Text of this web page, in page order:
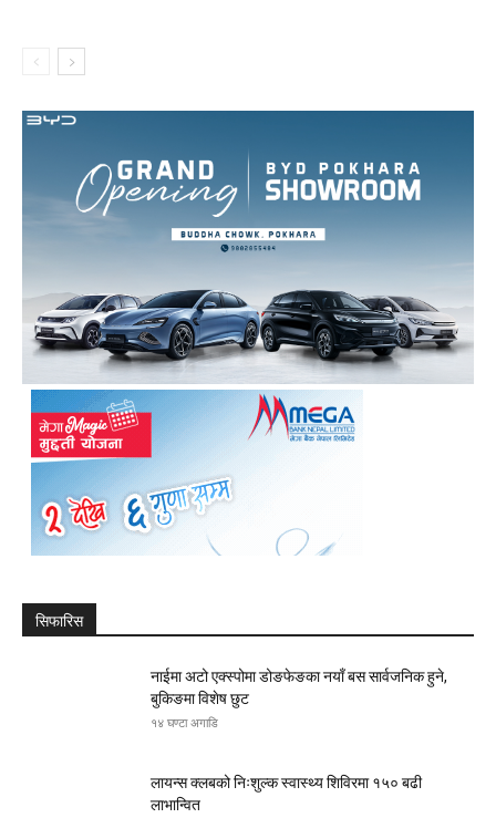
सिफारिस
नाईमा अटो एक्स्पोमा डोङफेङका नयाँ बस सार्वजनिक हुने,
बुकिङमा विशेष छुट
१४ घण्टा अगाडि
लायन्स क्लबको निःशुल्क स्वास्थ्य शिविरमा १५० बढी
लाभान्वित